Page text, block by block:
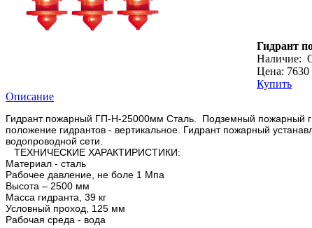
Гидрант
Наличие:
Цена: 7630
Купить
Описание
Гидрант пожарный ГП-Н-25000мм Сталь. Подземный пожарный
положение гидрантов - вертикальное. Гидрант пожарный
водопроводной сети.
ТЕХНИЧЕСКИЕ ХАРАКТИРИСТИКИ:
Материал - сталь
Рабочее давление, не боле 1 Мпа
Высота – 2500 мм
Масса гидранта, 39 кг
Условный проход, 125 мм
Рабочая среда - вода